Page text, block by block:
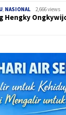
, NASIONAL 2,666 views
Hengky